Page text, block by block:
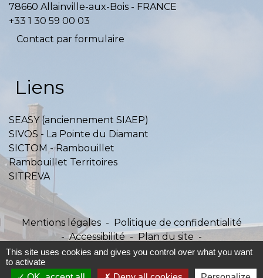
78660 Allainville-aux-Bois - FRANCE
+33 1 30 59 00 03
Contact par formulaire
Liens
SEASY (anciennement SIAEP)
SIVOS - La Pointe du Diamant
SICTOM - Rambouillet
Rambouillet Territoires
SITREVA
Mentions légales - Politique de confidentialité
- Accessibilité - Plan du site -
Gestion des cookies
This site uses cookies and gives you control over what you want
to activate